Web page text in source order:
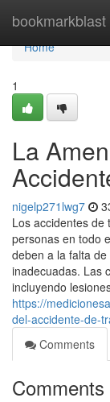
bookmarkblast
Home
Home
1
La
nigelp271lwg7
Los accidentes de
personas en todo
deben a la falta
inadecuadas. Las
incluyendo
https://
del-accidente-de-
Comments
Comments